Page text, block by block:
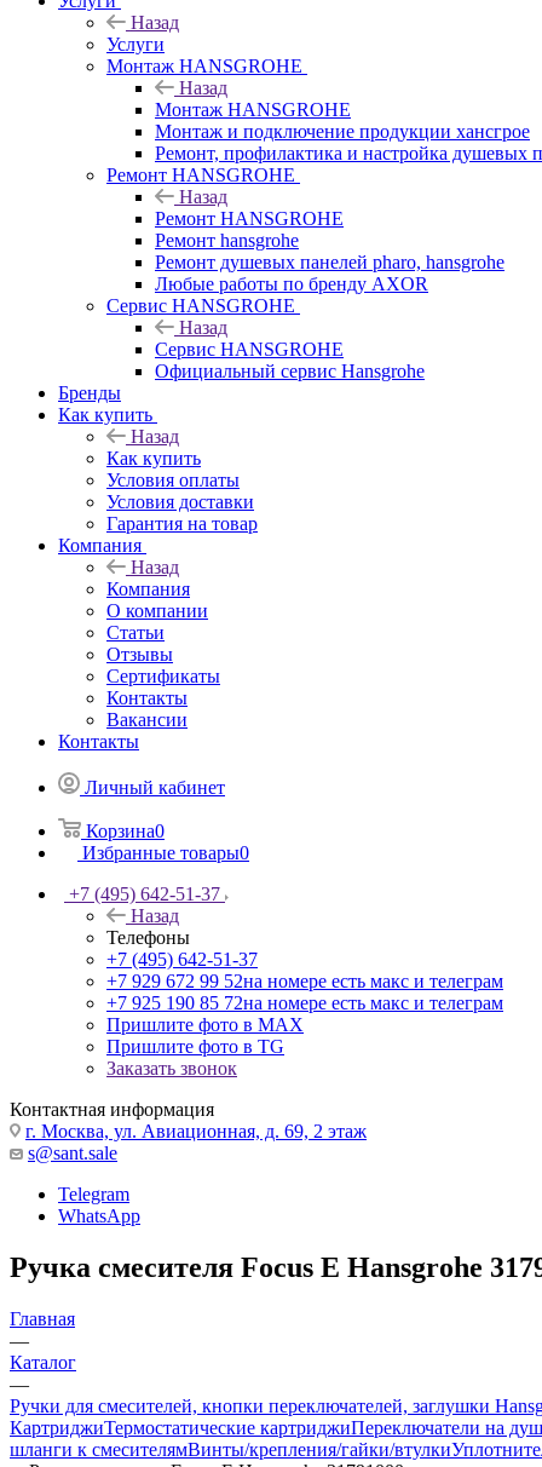
Назад
Услуги
Монтаж HANSGROHE
Назад
Монтаж HANSGROHE
Монтаж и подключение продукции хансгрое
Ремонт, профилактика и настройка душевых
Ремонт HANSGROHE
Назад
Ремонт HANSGROHE
Ремонт hansgrohe
Ремонт душевых панелей pharo, hansgrohe
Любые работы по бренду AXOR
Сервис HANSGROHE
Назад
Сервис HANSGROHE
Официальный сервис Hansgrohe
Бренды
Как купить
Назад
Как купить
Условия оплаты
Условия доставки
Гарантия на товар
Компания
Назад
Компания
О компании
Статьи
Отзывы
Сертификаты
Контакты
Вакансии
Контакты
Личный кабинет
Корзина0
Избранные товары0
+7 (495) 642-51-37
Назад
Телефоны
+7 (495) 642-51-37
+7 929 672 99 52на номере есть макс и телеграм
+7 925 190 85 72на номере есть макс и телеграм
Пришлите фото в MAX
Пришлите фото в TG
Заказать звонок
Контактная информация
г. Москва, ул. Авиационная, д. 69, 2 этаж
s@sant.sale
Telegram
WhatsApp
Ручка смесителя Focus E Hansgrohe
Главная
—
Каталог
—
Ручки для смесителей, кнопки переключателей, заглушки
КартриджиТермостатические картриджиПереключатели на душ
шланги к смесителямВинты/крепления/гайки/втулки